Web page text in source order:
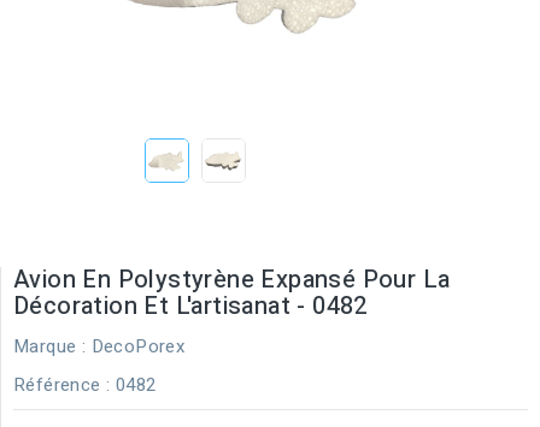
Avion En Polystyrène Expansé Pour La
Décoration Et L'artisanat - 0482
Marque : DecoPorex
Référence : 0482